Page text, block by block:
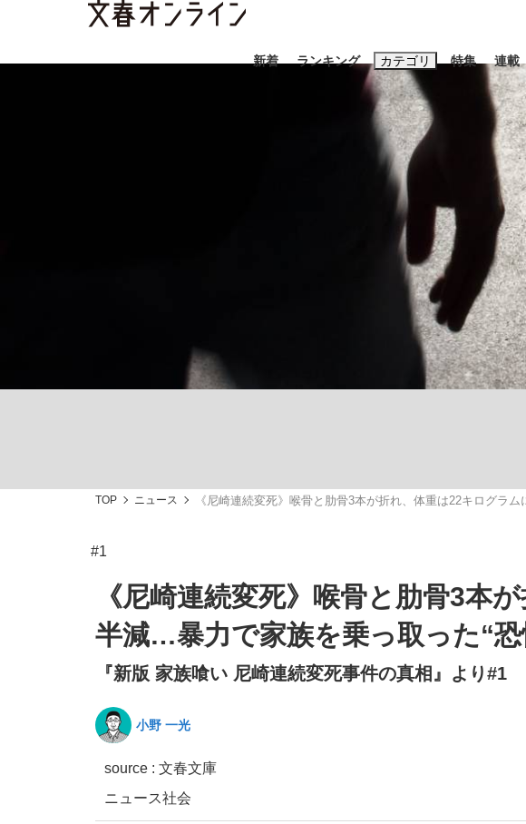
新着 ランキング カテゴリ
ニュース エンタメ
「90%は失敗する。でも…」本田圭佑が初めて明かした日本代表
「目標達成できなかったからと言って…」サッカー日本代表・森
特集 連載
おすすめのキーワードタグ一
#三山凌輝 #高市早苗
#亀和田武
TOP ニュース 《尼崎連続変死》喉骨と肋骨3本が折れ、体重は22キログラ
#1
《尼崎連続変死》喉骨と肋骨3本
半減…暴力で家族を乗っ取った“
『新版 家族喰い 尼崎連続変死事件の真相』より#1
小野 一光
source : 文春文庫
ニュース社会